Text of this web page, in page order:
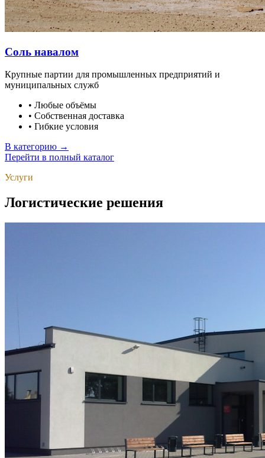
Соль навалом
Крупные партии для промышленных предприятий и
муниципальных служб
• Любые объёмы
• Собственная доставка
• Гибкие условия
В категорию →
Перейти в полный каталог
Услуги
Логистические решения